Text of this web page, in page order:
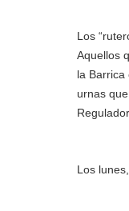
Los
Aquellos
la Barrica
urnas
Los